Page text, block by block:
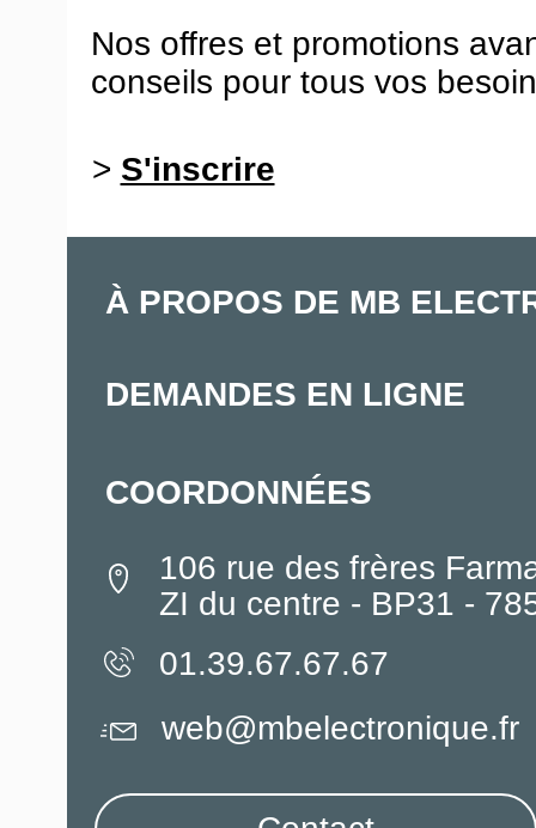
Nos offres et promotions
conseils pour tous vos
> S'inscrire
À PROPOS DE MB
DEMANDES EN LIGNE
COORDONNÉES
106 rue des frères
ZI du centre - BP31 -
01.39.67.67.67
web@mbelectronique.fr